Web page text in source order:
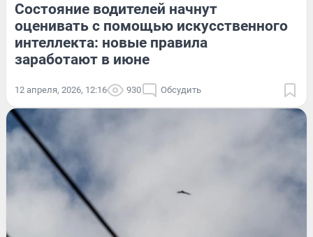
Состояние водителей начнут
оценивать с помощью искусственного
интеллекта: новые правила
заработают в июне
12 апреля, 2026, 12:16 930 Обсудить